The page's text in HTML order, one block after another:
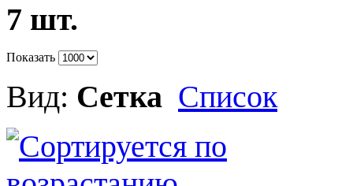
7 шт.
Показать
Вид: Сетка Список